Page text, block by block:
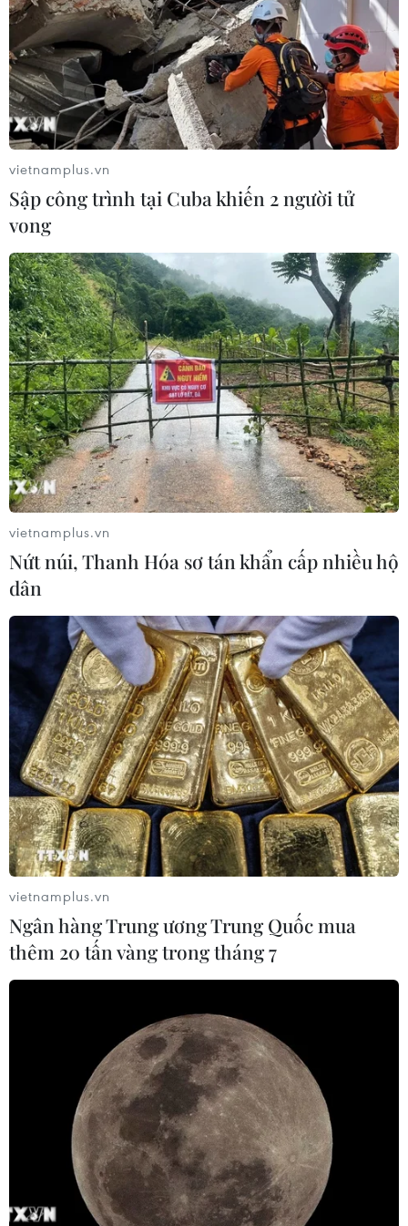
Chính phủ đề ra loạt giải pháp đột phá thúc
đẩy tăng trưởng, ổn định kinh tế
Cơ cấu lại vốn nhà nước tại doanh nghiệp gắn
với mục tiêu tăng trưởng hai con số
Bộ Tài chính: Thống nhất bốn Chương trình mục
tiêu quốc gia thành một tổng thể
TIN LIÊN QUAN
Đề xuất mức thu phí từ 900-1.300
đồng/km tại 13 Dự án cao tốc Bắc-Nam
19/05/2026 08:45
Các Dự án thành phần cao tốc Bắc-Nam phía Đông đã
được hoàn thiện và thông xe, hiện đang được cơ quan
quản lý Nhà nước tính toán mức thu phí, đảm bảo phù
hợp sức chi trả của người dân.
Các tuyến cao tốc 2-4 làn xe hạn chế sẽ
được đầu tư, mở rộng ra sao?
18/05/2026 02:11
Các tuyến đường cao tốc phân kỳ đầu tư cần tiếp tục
vietnamplus.vn
Sập công trình tại Cuba khiến 2 người tử
vong
vietnamplus.vn
Nứt núi, Thanh Hóa sơ tán khẩn cấp nhiều hộ
dân
vietnamplus.vn
Ngân hàng Trung ương Trung Quốc mua
thêm 20 tấn vàng trong tháng 7